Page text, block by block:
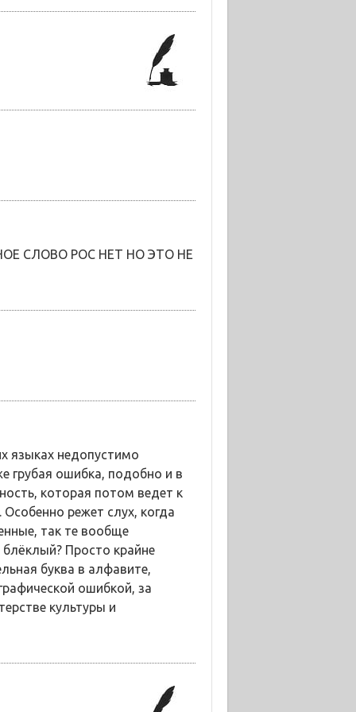
СЛОВО РОС НЕТ НО ЭТО НЕ
языках недопустимо
грубая ошибка, подобно и в
которая потом ведет к
режет слух, когда
так те вообще
Просто крайне
буква в алфавите,
ошибкой, за
культуры и